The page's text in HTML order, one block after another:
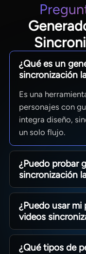
¿Qué es un
sincronización
Es una
personajes con
integra diseño,
un solo flujo.
¿Puedo probar
sincronización
Prueba primero
de planes verás
exportación y
¿Puedo usar mi
videos
Sí, clona tu voz
en todos tus
¿Qué tipos de